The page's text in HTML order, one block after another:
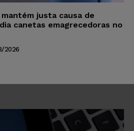
justa causa de
canetas emagrecedoras no
2026